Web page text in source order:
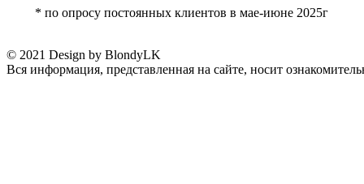
* по опросу постоянных клиентов в мае-июне 2025г
© 2021 Design by BlondyLK
Вся информация, представленная на сайте, носит